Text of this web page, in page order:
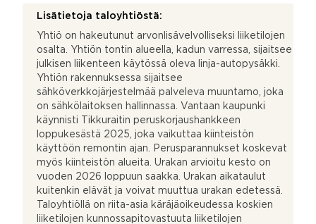
Lisätietoja taloyhtiöstä:
Yhtiö on hakeutunut arvonlisävelvolliseksi liiketilojen
osalta. Yhtiön tontin alueella, kadun varressa, sijaitsee
julkisen liikenteen käytössä oleva linja-autopysäkki.
Yhtiön rakennuksessa sijaitsee
sähköverkkojärjestelmää palveleva muuntamo, joka
on sähkölaitoksen hallinnassa. Vantaan kaupunki
käynnisti Tikkuraitin peruskorjaushankkeen
loppukesästä 2025, joka vaikuttaa kiinteistön
käyttöön remontin ajan. Perusparannukset koskevat
myös kiinteistön alueita. Urakan arvioitu kesto on
vuoden 2026 loppuun saakka. Urakan aikataulut
kuitenkin elävät ja voivat muuttua urakan edetessä.
Taloyhtiöllä on riita-asia käräjäoikeudessa koskien
liiketilojen kunnossapitovastuuta liiketilojen